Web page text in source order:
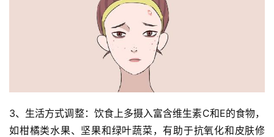
3、生活方式调整：饮食上多摄入富含维生素C和E的食物，
如柑橘类水果、坚果和绿叶蔬菜，有助于抗氧化和皮肤修